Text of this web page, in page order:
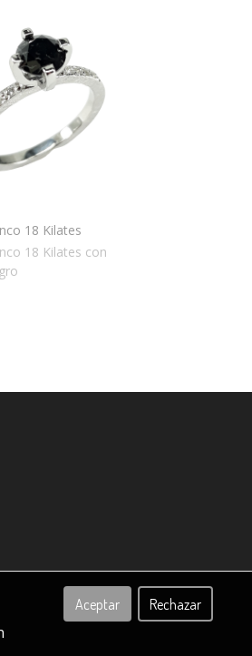
18 Kilates
18 Kilates con
Aceptar Rechazar